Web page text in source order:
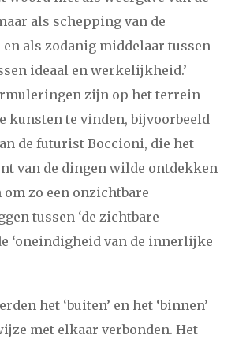
als schepping van de
als zodanig middelaar tussen
ideaal en werkelijkheid.’
zijn op het terrein
kunsten te vinden, bijvoorbeeld
de futurist Boccioni, die het
van de dingen wilde ontdekken
zo een onzichtbare
tussen ‘de zichtbare
‘oneindigheid van de innerlijke
het ‘buiten’ en het ‘binnen’
met elkaar verbonden. Het